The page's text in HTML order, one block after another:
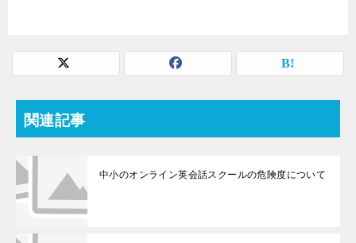
関連記事
中小のオンライン英会話スクールの危険度について